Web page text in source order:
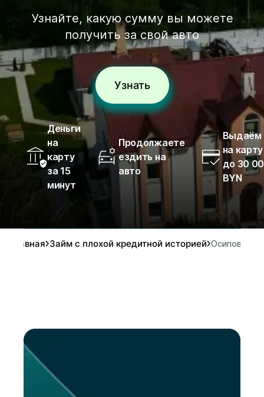
Узнайте, какую сумму вы можете
получить за свой авто
Узнать
Деньги
на
карту
за 15
минут
Продолжаете
ездить на
авто
Выдаём
на карту
до 30
BYN
Главная Займ с плохой кредитной историей Осиповичи